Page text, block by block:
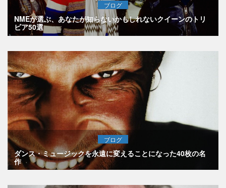
ブログ
NMEが選ぶ、あなたが知らないかもしれないクイーンのトリ
ビア50選
ブログ
ダンス・ミュージックを永遠に変えることになった40枚の名
作